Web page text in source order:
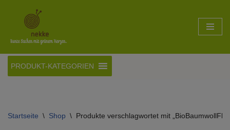
Inhalt
springen
PRODUKT-KATEGORIEN
Startseite \ Shop \ Produkte verschlagwortet mit